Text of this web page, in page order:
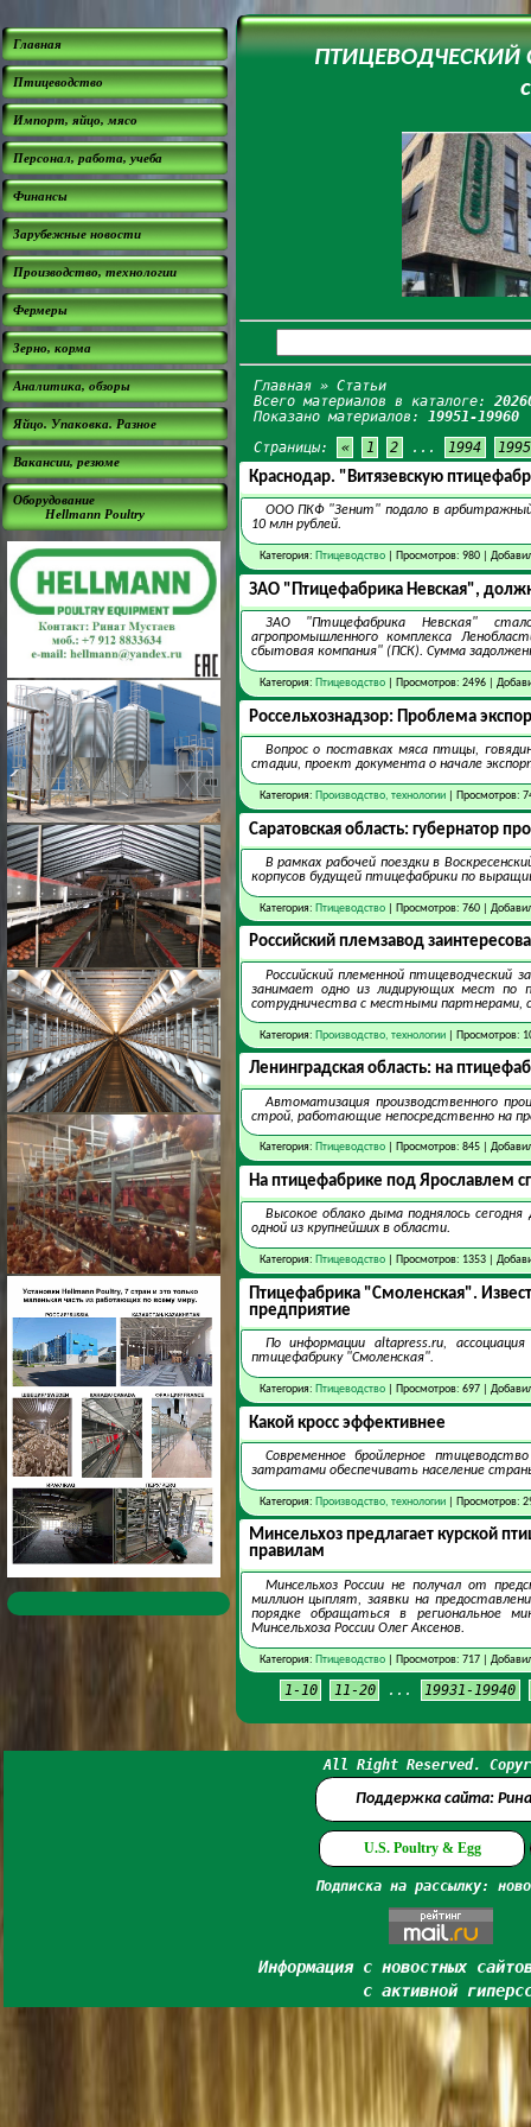
Главная
Птицеводство
Импорт, яйцо, мясо
Персонал, работа, учеба
Финансы
Зарубежные новости
Производство, технологии
Фермеры
Зерно, корма
Аналитика, обзоры
Яйцо. Упаковка. Разное
Вакансии, резюме
Оборудование
Hellmann Poultry
ПТИЦЕВОДЧЕСКИЙ
Главная » Статьи
Всего материалов в каталоге:
Показано материалов:19951-19960
Страницы:
« 1 2 ... 1994 1995
Краснодар. "Витязевскую
ООО ПКФ "Зенит" подало в арбитражный
10 млн рублей.
Категория: Птицеводство| Просмотров: 980 |
ЗАО "Птицефабрика Невская",
ЗАО "Птицефабрика Невская"
агропромышленного комплекса
сбытовая компания" (ПСК). Сумма
Категория: Птицеводство| Просмотров: 2496 |
Россельхознадзор: Проблема
Вопрос о поставках мяса птицы,
стадии, проект документа о начале
Категория: Производство, технологии| Просмотров:
Саратовская область: губернатор
В рамках рабочей поездки в
корпусов будущей птицефабрики по
Категория: Птицеводство| Просмотров: 760 |
Российский племзавод
Российский племенной птицеводческий
занимает одно из лидирующих мест по
сотрудничества с местными партнерами,
Категория: Производство, технологии| Просмотров:
Ленинградская область: на
Автоматизация производственного
строй, работающие непосредственно на
Категория: Птицеводство| Просмотров: 845 |
На птицефабрике под Ярославлем
Высокое облако дыма поднялось
одной из крупнейших в области.
Категория: Птицеводство| Просмотров: 1353 |
Птицефабрика "Смоленская".
предприятие
По информации altapress.ru,
птицефабрику "Смоленская".
Категория: Птицеводство| Просмотров: 697 |
Какой кросс эффективнее
Современное бройлерное
затратами обеспечивать население
Категория: Производство, технологии| Просмотров:
Минсельхоз предлагает курской
правилам
Минсельхоз России не получал от
миллион цыплят, заявки на
порядке обращаться в региональное
Минсельхоза России Олег Аксенов.
Категория: Птицеводство| Просмотров: 717 |
1-10 11-20 ... 19931-19940
All Right Reserved.
Поддержка сайта:
U.S. Poultry & Egg
Подписка на рассылку:
Информация с новостных
с активной